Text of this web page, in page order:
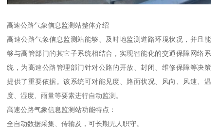
高速公路气象信息监测站整体介绍
高速公路气象信息监测站能够、及时地监测道路环境状况，并且能
够与高管部门的其它子系统相结合，实现智能化的交通保障网络系
统，为高速公路管理部门针对公路的开放、封闭、维修保障等决策
提供了重要依据。该系统可对能见度、路面状况、风向、风速、温
度、湿度、雨量等要素进行自动监测。
高速公路气象信息监测站功能特点：
全自动数据采集、传输及，可长期无人职守。